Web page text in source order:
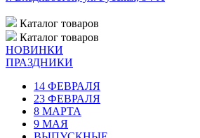
Каталог товаров
Каталог товаров
НОВИНКИ
ПРАЗДНИКИ
14 ФЕВРАЛЯ
23 ФЕВРАЛЯ
8 МАРТА
9 МАЯ